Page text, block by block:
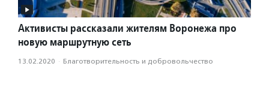
Активисты рассказали жителям Воронежа про
новую маршрутную сеть
13.02.2020 · Благотвори­тель­ность и доброволь­чест­во